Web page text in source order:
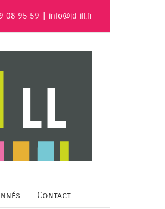
08 95 59 info@jd-ill.fr
Contact